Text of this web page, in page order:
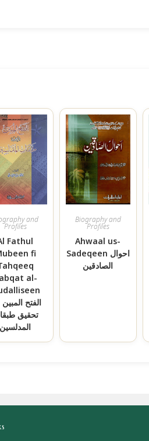
and
Profiles
Fathul
fi
al-
الفتح
تحقیق
المدلسین
Biography and
Profiles
Ahwaal us-
Sadeqeen احوال
الصادقین